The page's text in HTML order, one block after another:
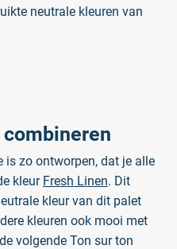
neutrale kleuren van
is zo ontworpen, dat je alle
kleur Fresh Linen. Dit
kleur van dit palet
kleuren ook mooi met
volgende Ton sur ton